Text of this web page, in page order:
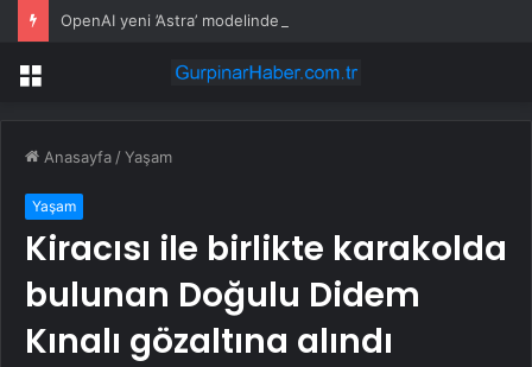
Menü
Anasayfa /Yaşam
Yaşam
Kiracısı ile birlikte karakolda
bulunan Doğulu Didem
Kınalı gözaltına alındı